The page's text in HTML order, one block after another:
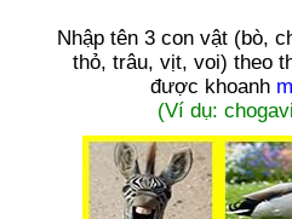
Nhập tên 3 con vật (bò,
thỏ, trâu, vịt, voi) theo
được khoanh
(Ví dụ: